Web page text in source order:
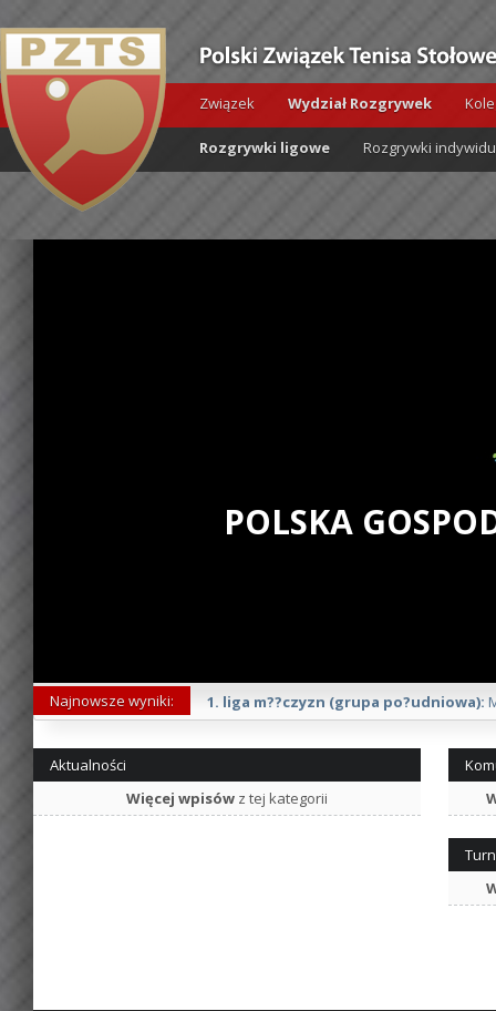
Związek Wydział Rozgrywek
Rozgrywki ligowe Rozgrywki
POLSKA
Najnowsze wyniki: 1. liga m??czyzn (grupa po?udniowa):
Aktualności
Więcej wpisów z tej kategorii